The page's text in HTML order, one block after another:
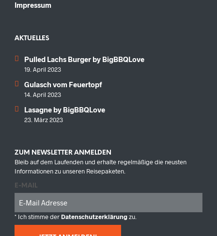
Impressum
AKTUELLES
Pulled Lachs Burger by BigBBQLove
19. April 2023
Gulasch vom Feuertopf
14. April 2023
Lasagne by BigBBQLove
23. März 2023
ZUM NEWSLETTER ANMELDEN
Bleib auf dem Laufenden und erhalte regelmäßige die neusten
Informationen zu unseren Reisepaketen.
E-MAIL
* Ich stimme der Datenschutzerklärungzu.